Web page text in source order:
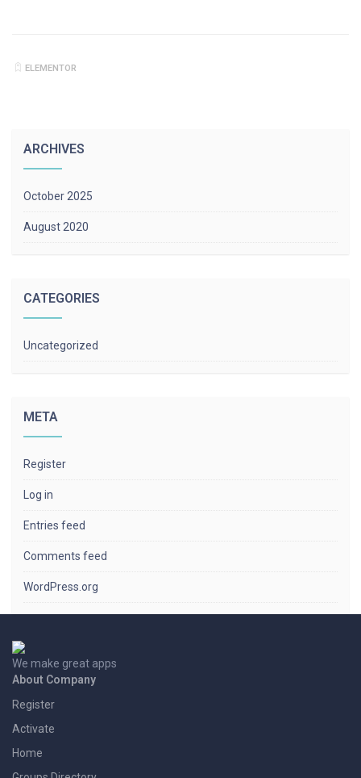
ELEMENTOR
ARCHIVES
October 2025
August 2020
CATEGORIES
Uncategorized
META
Register
Log in
Entries feed
Comments feed
WordPress.org
We make great apps
About Company
Register
Activate
Home